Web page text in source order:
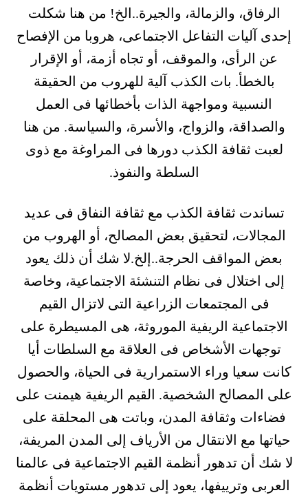
الرفاق، والزمالة، والجيرة..الخ! من هنا شكلت
إحدى آليات التفاعل الاجتماعى، هروبا من الإفصاح
عن الرأى، والموقف، أو تجاه أزمة، أو الإقرار
بالخطأ. بات الكذب آلية للهروب من الحقيقة
النسبية ومواجهة الذات بأخطائها فى العمل
والصداقة، والزواج، والأسرة، والسياسة. من هنا
لعبت ثقافة الكذب دورها فى المراوغة مع ذوى
السلطة والنفوذ.
تساندت ثقافة الكذب مع ثقافة النفاق فى عديد
المجالات، لتحقيق بعض المصالح، أو الهروب من
بعض المواقف الحرجة..إلخ.لا شك أن ذلك يعود
إلى اختلال فى نظام التنشئة الاجتماعية، وخاصة
فى المجتمعات الزراعية التى لاتزال القيم
الاجتماعية الريفية الموروثة، هى المسيطرة على
توجهات الأشخاص فى العلاقة مع السلطات أيا
كانت سعيا وراء الاستمرارية فى الحياة، والحصول
على المصالح الشخصية. القيم الريفية هيمنت على
فضاءات وثقافة المدن، وباتت هى المحلقة على
حياتها مع الانتقال من الأرياف إلى المدن المريفة،
لا شك أن تدهور أنظمة القيم الاجتماعية فى عالمنا
العربى وترييفها، يعود إلى تدهور مستويات أنظمة